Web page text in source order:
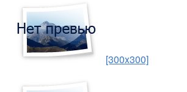
[300x300]